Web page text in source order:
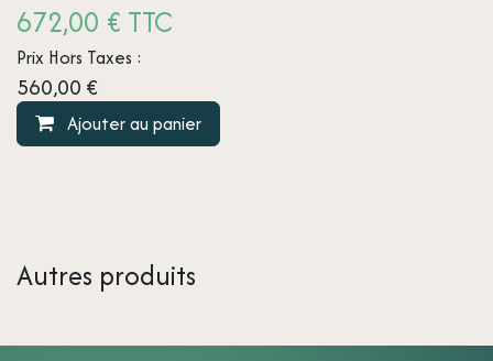
672,00 € TTC
Prix Hors Taxes :
560,00 €
Ajouter au panier
Autres produits